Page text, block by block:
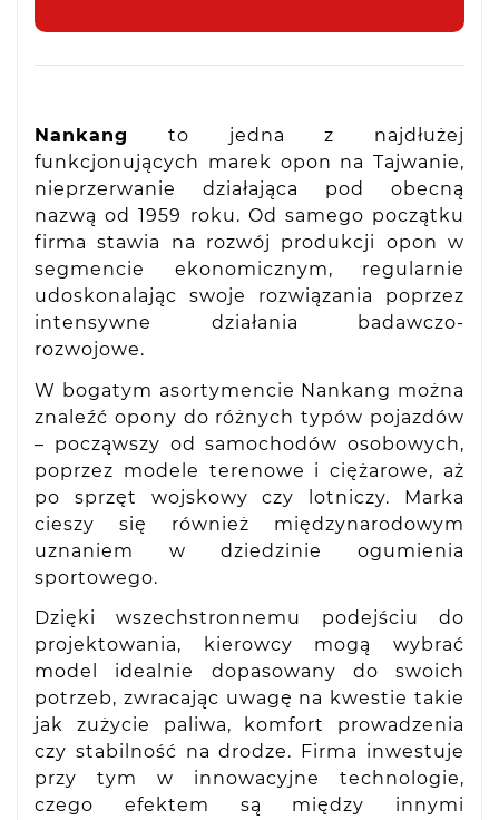
Nankang
to jedna z najdłużej
funkcjonujących marek opon na Tajwanie,
nieprzerwanie działająca pod obecną
nazwą od 1959 roku. Od samego początku
firma stawia na rozwój produkcji opon w
segmencie ekonomicznym, regularnie
udoskonalając swoje rozwiązania poprzez
intensywne działania badawczo-
rozwojowe.
W bogatym asortymencie Nankang można
znaleźć opony do różnych typów pojazdów
– począwszy od samochodów osobowych,
poprzez modele terenowe i ciężarowe, aż
po sprzęt wojskowy czy lotniczy. Marka
cieszy się również międzynarodowym
uznaniem w dziedzinie ogumienia
sportowego.
Dzięki wszechstronnemu podejściu do
projektowania, kierowcy mogą wybrać
model idealnie dopasowany do swoich
potrzeb, zwracając uwagę na kwestie takie
jak zużycie paliwa, komfort prowadzenia
czy stabilność na drodze. Firma inwestuje
przy tym w innowacyjne technologie,
czego efektem są między innymi